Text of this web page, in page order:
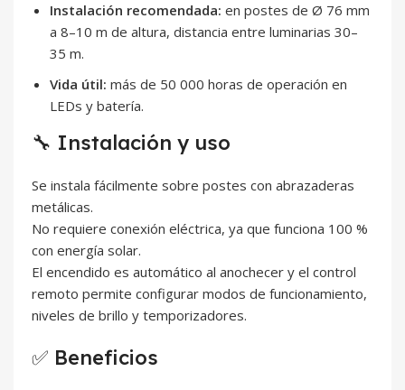
Instalación recomendada: en postes de Ø 76 mm
a 8–10 m de altura, distancia entre luminarias 30–
35 m.
Vida útil: más de 50 000 horas de operación en
LEDs y batería.
🔧 Instalación y uso
Se instala fácilmente sobre postes con abrazaderas
metálicas.
No requiere conexión eléctrica, ya que funciona 100 %
con energía solar.
El encendido es automático al anochecer y el control
remoto permite configurar modos de funcionamiento,
niveles de brillo y temporizadores.
✅ Beneficios